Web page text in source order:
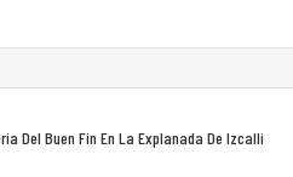
Del Buen Fin En La Explanada De Izcalli